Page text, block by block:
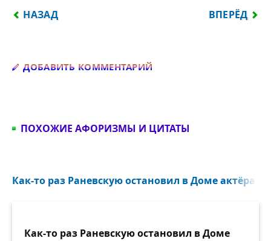
ПРЕДЫДУЩИЙ: — КАК ЖИЗНЬ, ФАИНА
НАЗАД ВПЕРЁД
ДОБАВИТЬ КОММЕНТАРИЙ
ПОХОЖИЕ АФОРИЗМЫ И ЦИТАТЫ
Как-то раз Раневскую остановил в Доме актёра
Как-то раз Раневскую остановил в Доме